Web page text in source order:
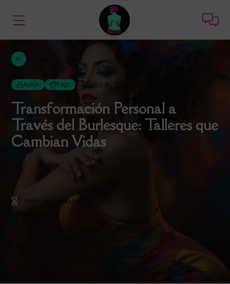
Autor Tags Julio 8, 2025
Transformación Personal a
Través del Burlesque: Talleres que
Cambian Vidas
7 min de lectura